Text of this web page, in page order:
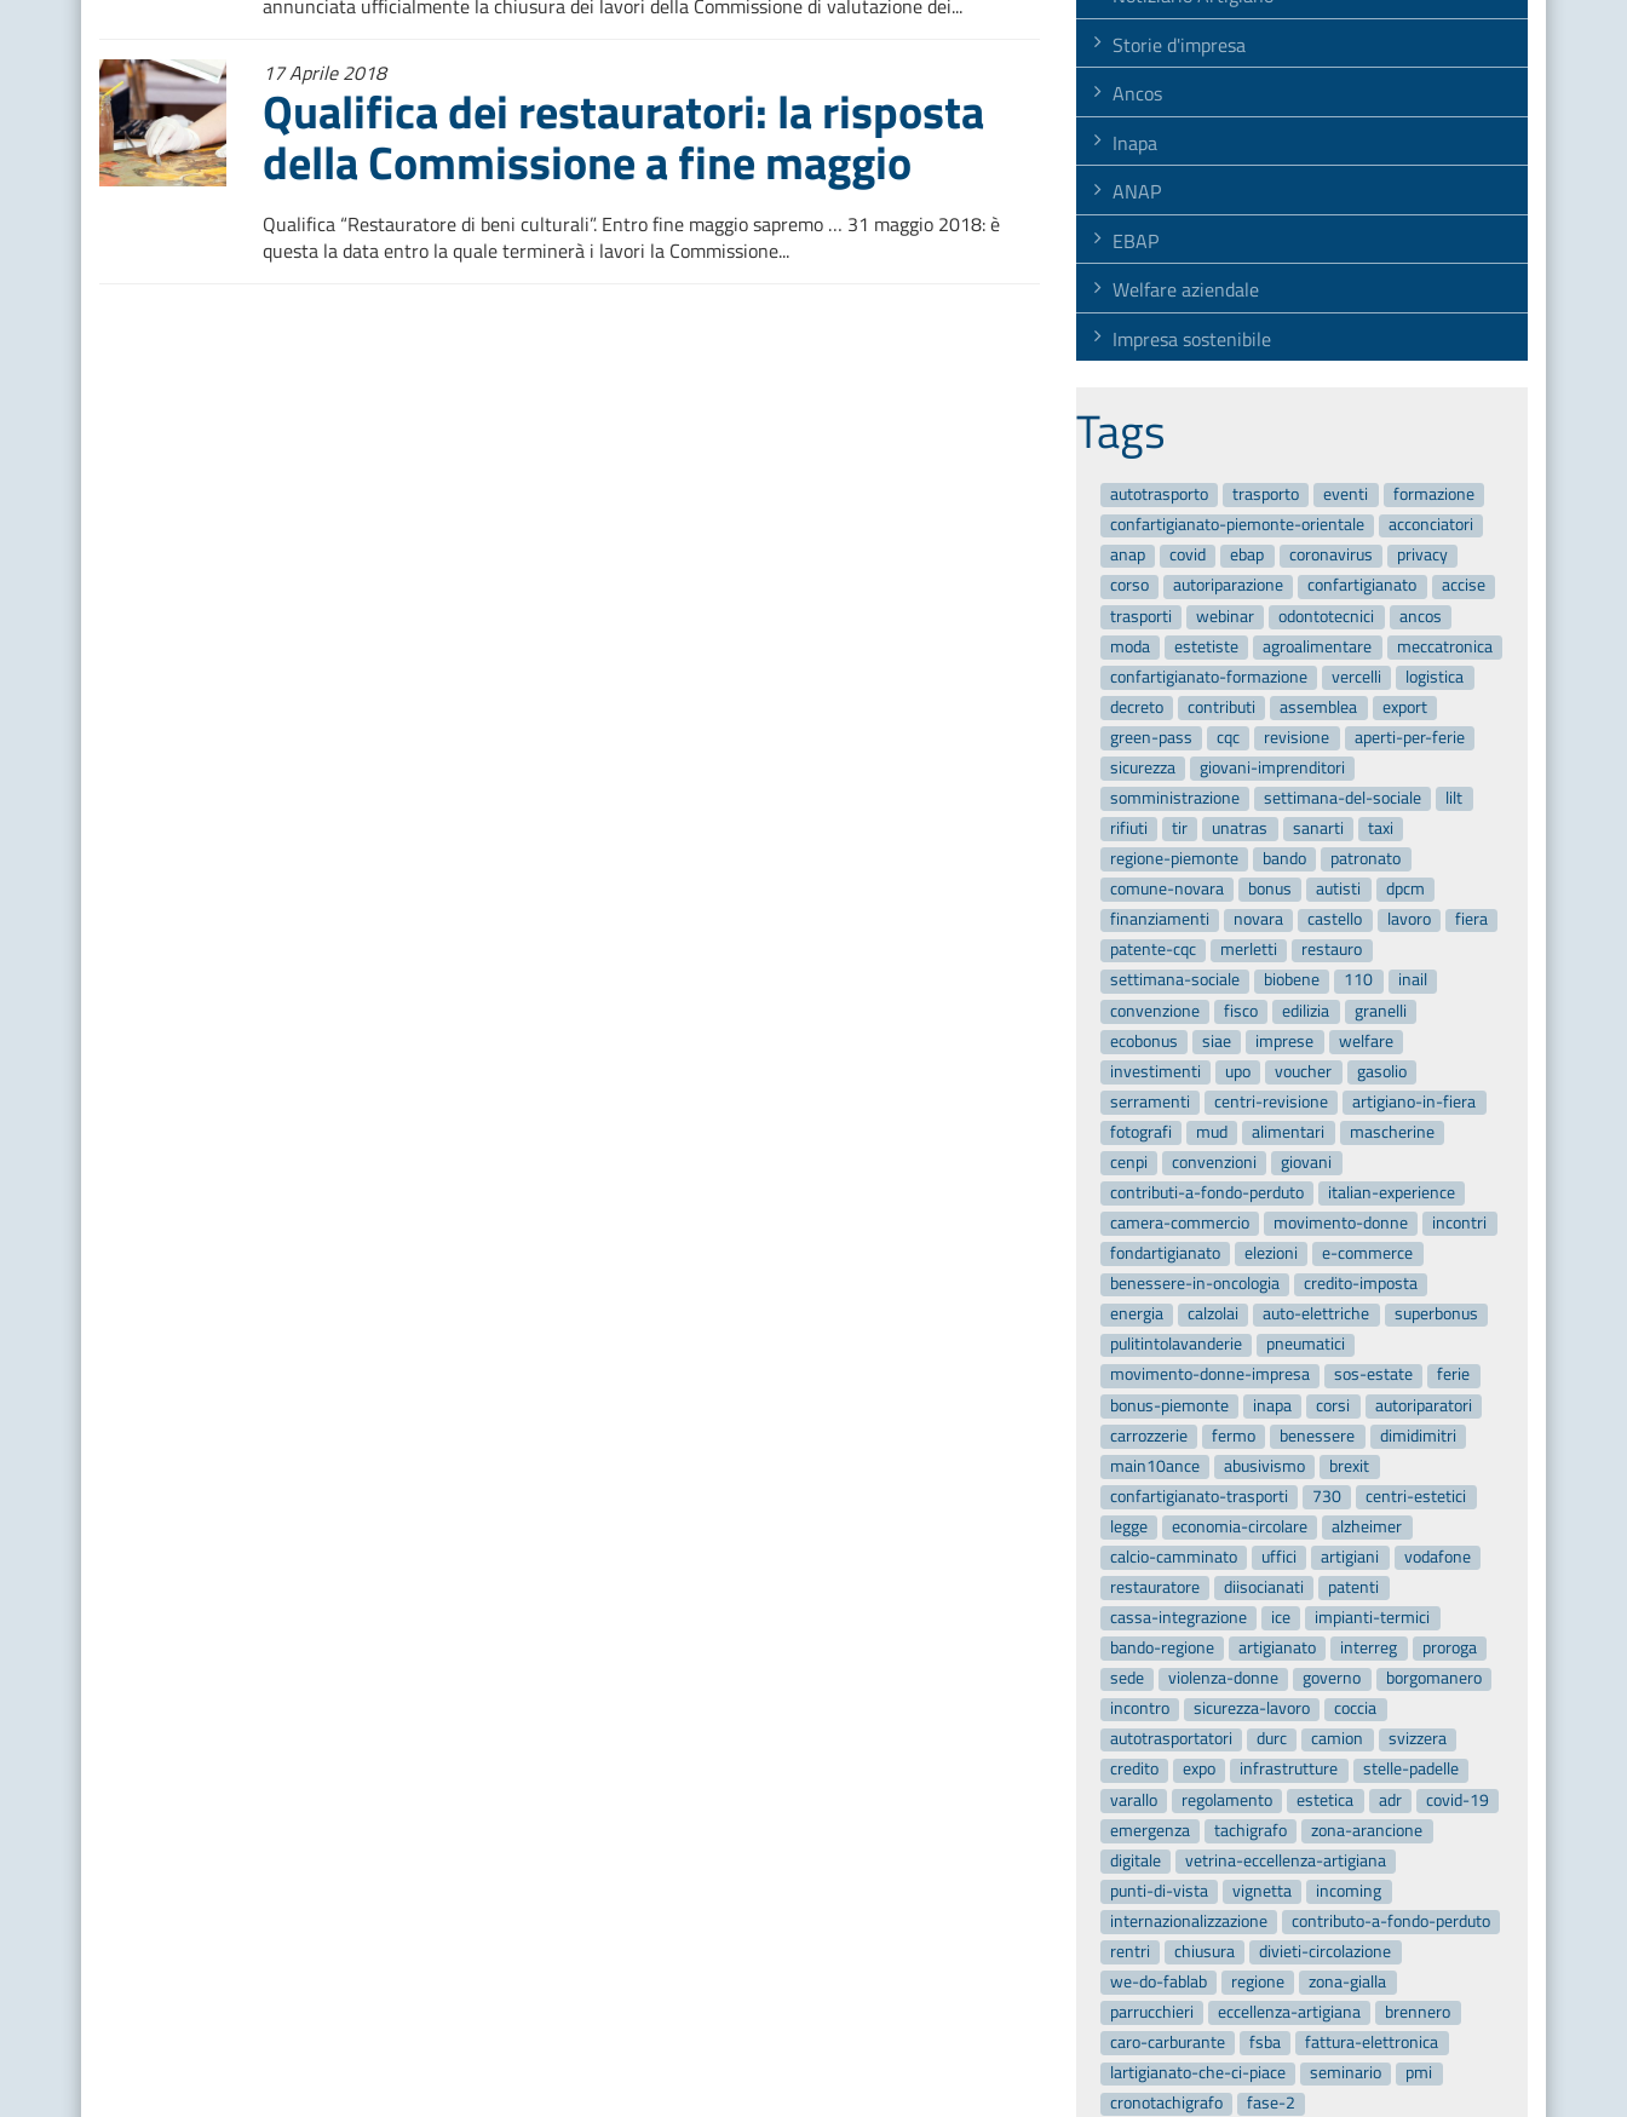
annunciata ufficialmente la chiusura dei lavori della Commissione di valutazione dei...
17 Aprile 2018
Qualifica dei restauratori: la risposta
della Commissione a fine maggio
Qualifica “Restauratore di beni culturali”. Entro fine maggio sapremo … 31 maggio 2018: è
questa la data entro la quale terminerà i lavori la Commissione...
Storie d'impresa
Ancos
Inapa
ANAP
EBAP
Welfare aziendale
Impresa sostenibile
Tags
autotrasporto trasporto eventi
formazione
confartigianato-piemonte-orientale
acconciatori
anap
covid ebap coronavirus
privacy
corso
autoriparazione confartigianato
accise
trasporti
webinar odontotecnici
ancos
moda
estetiste agroalimentare
meccatronica
confartigianato-formazione
vercelli
logistica
decreto
contributi assemblea
export
green-pass
cqc revisione
aperti-per-ferie
sicurezza
giovani-imprenditori
somministrazione
settimana-del-sociale
lilt
rifiuti
tir unatras sanarti
taxi
regione-piemonte
bando
patronato
comune-novara
bonus autisti
dpcm
finanziamenti
novara castello lavoro
fiera
patente-cqc
merletti
restauro
settimana-sociale
biobene 110
inail
convenzione
fisco edilizia
granelli
ecobonus
siae imprese
welfare
investimenti
upo voucher
gasolio
serramenti
centri-revisione
artigiano-in-fiera
fotografi
mud alimentari
mascherine
cenpi
convenzioni
giovani
contributi-a-fondo-perduto
italian-experience
camera-commercio
movimento-donne
incontri
fondartigianato
elezioni
e-commerce
benessere-in-oncologia
credito-imposta
energia
calzolai auto-elettriche
superbonus
pulitintolavanderie
pneumatici
movimento-donne-impresa
sos-estate
ferie
bonus-piemonte
inapa corsi
autoriparatori
carrozzerie
fermo benessere
dimidimitri
main10ance
abusivismo
brexit
confartigianato-trasporti
730
centri-estetici
legge
economia-circolare
alzheimer
calcio-camminato
uffici artigiani
vodafone
restauratore
diisocianati
patenti
cassa-integrazione
ice
impianti-termici
bando-regione
artigianato interreg
proroga
sede
violenza-donne governo
borgomanero
incontro
sicurezza-lavoro
coccia
autotrasportatori
durc camion
svizzera
credito
expo infrastrutture
stelle-padelle
varallo
regolamento estetica adr
covid-19
emergenza
tachigrafo
zona-arancione
digitale
vetrina-eccellenza-artigiana
punti-di-vista
vignetta
incoming
internazionalizzazione
contributo-a-fondo-perduto
rentri
chiusura
divieti-circolazione
we-do-fablab
regione
zona-gialla
parrucchieri
eccellenza-artigiana
brennero
caro-carburante
fsba
fattura-elettronica
lartigianato-che-ci-piace
seminario
pmi
cronotachigrafo
fase-2